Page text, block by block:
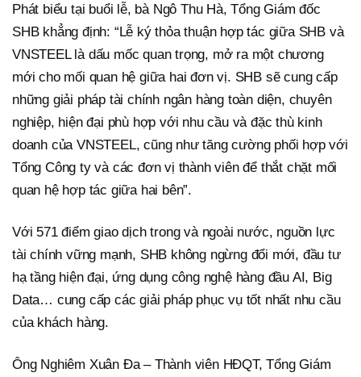
Phát biểu tại buổi lễ, bà Ngô Thu Hà, Tổng Giám đốc
SHB khẳng định: “Lễ ký thỏa thuận hợp tác giữa SHB và
VNSTEEL là dấu mốc quan trọng, mở ra một chương
mới cho mối quan hệ giữa hai đơn vị. SHB sẽ cung cấp
những giải pháp tài chính ngân hàng toàn diện, chuyên
nghiệp, hiện đại phù hợp với nhu cầu và đặc thù kinh
doanh của VNSTEEL, cũng như tăng cường phối hợp với
Tổng Công ty và các đơn vị thành viên để thắt chặt mối
quan hệ hợp tác giữa hai bên”.
Với 571 điểm giao dịch trong và ngoài nước, nguồn lực
tài chính vững mạnh, SHB không ngừng đổi mới, đầu tư
hạ tầng hiện đại, ứng dụng công nghệ hàng đầu AI, Big
Data… cung cấp các giải pháp phục vụ tốt nhất nhu cầu
của khách hàng.
Ông Nghiêm Xuân Đa – Thành viên HĐQT, Tổng Giám